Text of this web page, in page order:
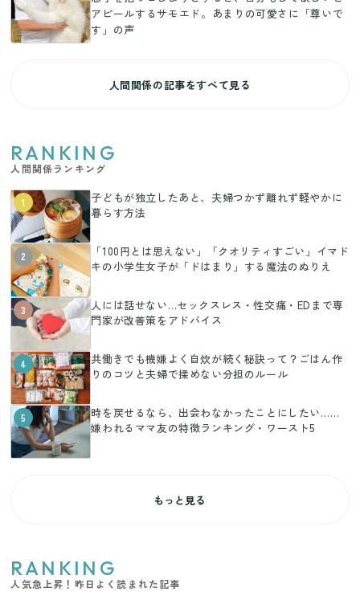
アピールするサモエド。あまりの可愛さに「尊いで
す」の声
人間関係の記事をすべて見る
RANKING
人間関係ランキング
1
子どもが独立したあと、夫婦つかず離れず軽やかに
暮らす方法
2
「100円とは思えない」「クオリティすごい」イマド
キの小学生女子が「ドはまり」する魔法のぬりえ
3
人には話せない…セックスレス・性交痛・EDまで専
門家が改善策をアドバイス
4
共働きでも機嫌よく自炊が続く秘訣って？ごはん作
りのコツと夫婦で揉めない分担のルール
5
時を戻せるなら、出会わなかったことにしたい……
嫌われるママ友の特徴ランキング・ワースト5
もっと見る
RANKING
人気急上昇！昨日よく読まれた記事